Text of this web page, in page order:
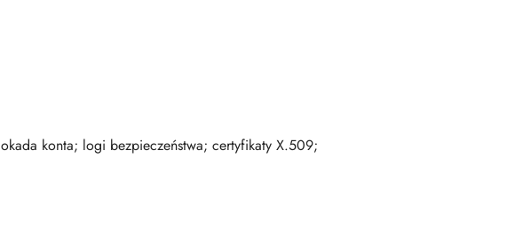
konta; logi bezpieczeństwa; certyfikaty X.509;